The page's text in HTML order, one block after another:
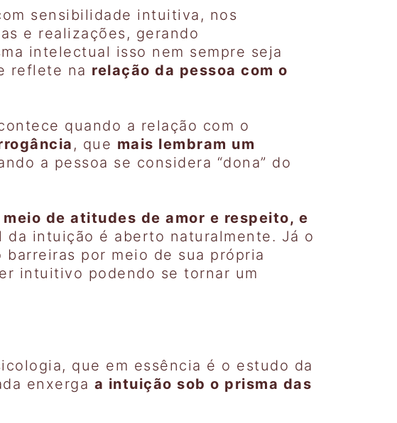
sensibilidade intuitiva, nos
e realizações, gerando
intelectual isso nem sempre seja
reflete na relação da pessoa com o
quando a relação com o
, que mais lembram um
a pessoa se considera “dona” do
de atitudes de amor e respeito, e
da intuição é aberto naturalmente. Já o
por meio de sua própria
intuitivo podendo se tornar um
que em essência é o estudo da
enxerga a intuição sob o prisma das